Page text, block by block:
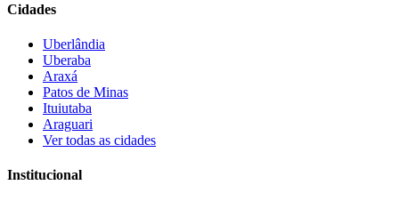
Cidades
Uberlândia
Uberaba
Araxá
Patos de Minas
Ituiutaba
Araguari
Ver todas as cidades
Institucional